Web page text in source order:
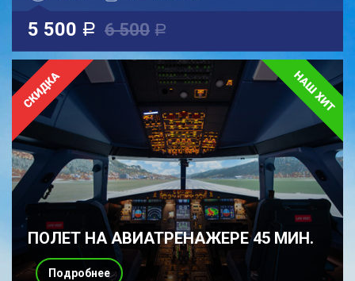
5 500 a 6 500 a
ПОЛЕТ НА АВИАТРЕНАЖЕРЕ 45 МИН.
Подробнее